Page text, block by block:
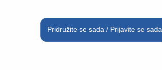
Pridružite se sada / Prijavite se sada